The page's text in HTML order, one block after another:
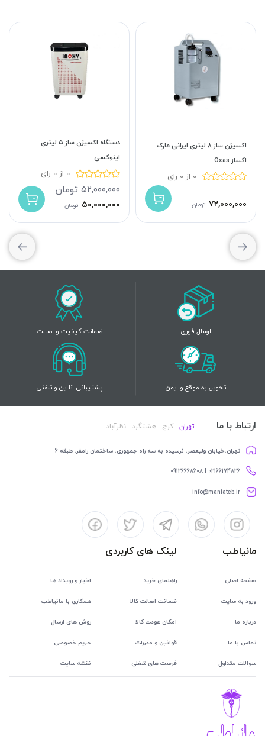
اکسیژن ساز 8 لیتری ایرانی مارک
اکساز Oxas
0 از 0 رای
۷۲,۰۰۰,۰۰۰ تومان
دستگاه اکسیژن ساز 5 لیتری
اینوکسی
0 از 0 رای
۵۲,۰۰۰,۰۰۰تومان
۵۰,۰۰۰,۰۰۰ تومان
ارسال فوری ضمانت کیفیت و اصالت
تحویل به موقع و ایمن پشتیبانی آنلاین و تلفنی
ارتباط با ما تهران کرج هشتگرد نظرآباد
تهران،خیابان ولیعصر، نرسیده به سه راه جمهوری، ساختمان رامفر، طبقه 6
02166174826 | 09126668608
info@maniateb.ir
مانیاطب
صفحه اصلی
ورود به سایت
درباره ما
تماس با ما
سوالات متداول
لینک های کاربردی
راهنمای خرید اخبار و رویداد ها
ضمانت اصالت کالا همکاری با مانیاطب
امکان عودت کالا روش های ارسال
قوانین و مقررات حریم خصوصی
فرصت های شغلی نقشه سایت